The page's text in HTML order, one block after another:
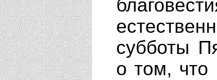
субботы
о том, что